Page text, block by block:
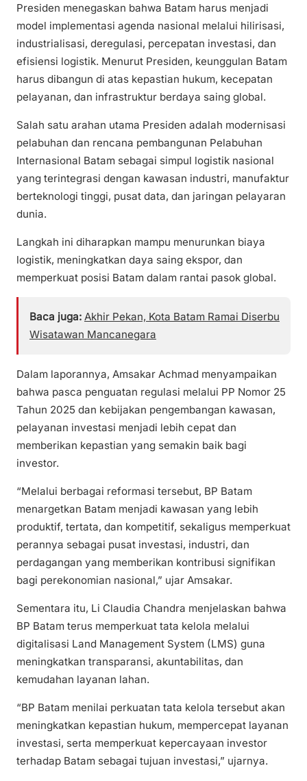
Presiden menegaskan bahwa Batam harus menjadi
model implementasi agenda nasional melalui hilirisasi,
industrialisasi, deregulasi, percepatan investasi, dan
efisiensi logistik. Menurut Presiden, keunggulan Batam
harus dibangun di atas kepastian hukum, kecepatan
pelayanan, dan infrastruktur berdaya saing global.
Salah satu arahan utama Presiden adalah modernisasi
pelabuhan dan rencana pembangunan Pelabuhan
Internasional Batam sebagai simpul logistik nasional
yang terintegrasi dengan kawasan industri, manufaktur
berteknologi tinggi, pusat data, dan jaringan pelayaran
dunia.
Langkah ini diharapkan mampu menurunkan biaya
logistik, meningkatkan daya saing ekspor, dan
memperkuat posisi Batam dalam rantai pasok global.
Baca juga: Akhir Pekan, Kota Batam Ramai Diserbu
Wisatawan Mancanegara
Dalam laporannya, Amsakar Achmad menyampaikan
bahwa pasca penguatan regulasi melalui PP Nomor 25
Tahun 2025 dan kebijakan pengembangan kawasan,
pelayanan investasi menjadi lebih cepat dan
memberikan kepastian yang semakin baik bagi
investor.
“Melalui berbagai reformasi tersebut, BP Batam
menargetkan Batam menjadi kawasan yang lebih
produktif, tertata, dan kompetitif, sekaligus memperkuat
perannya sebagai pusat investasi, industri, dan
perdagangan yang memberikan kontribusi signifikan
bagi perekonomian nasional,” ujar Amsakar.
Sementara itu, Li Claudia Chandra menjelaskan bahwa
BP Batam terus memperkuat tata kelola melalui
digitalisasi Land Management System (LMS) guna
meningkatkan transparansi, akuntabilitas, dan
kemudahan layanan lahan.
“BP Batam menilai perkuatan tata kelola tersebut akan
meningkatkan kepastian hukum, mempercepat layanan
investasi, serta memperkuat kepercayaan investor
terhadap Batam sebagai tujuan investasi,” ujarnya.